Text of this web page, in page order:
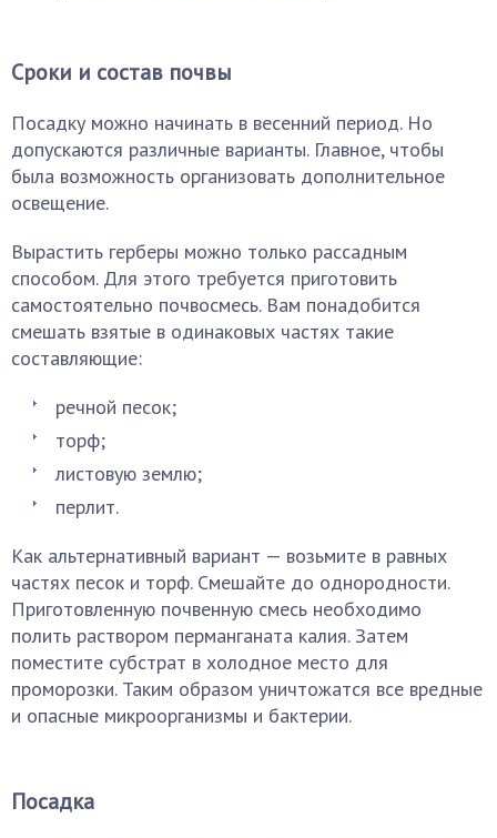
Сроки и состав почвы
Посадку можно начинать в весенний период. Но
допускаются различные варианты. Главное, чтобы
была возможность организовать дополнительное
освещение.
Вырастить герберы можно только рассадным
способом. Для этого требуется приготовить
самостоятельно почвосмесь. Вам понадобится
смешать взятые в одинаковых частях такие
составляющие:
речной песок;
торф;
листовую землю;
перлит.
Как альтернативный вариант — возьмите в равных
частях песок и торф. Смешайте до однородности.
Приготовленную почвенную смесь необходимо
полить раствором перманганата калия. Затем
поместите субстрат в холодное место для
проморозки. Таким образом уничтожатся все вредные
и опасные микроорганизмы и бактерии.
Посадка